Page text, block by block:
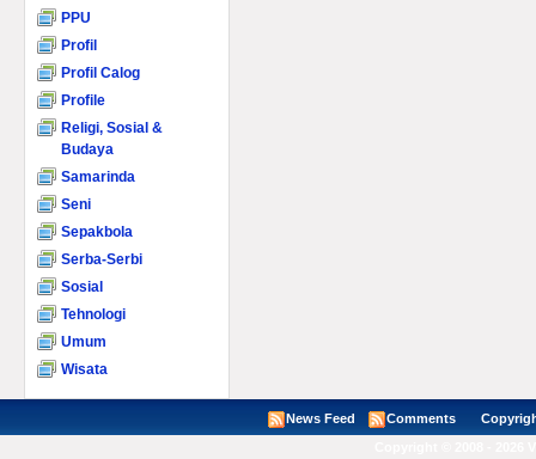
PPU
Profil
Profil Calog
Profile
Religi, Sosial &
Budaya
Samarinda
Seni
Sepakbola
Serba-Serbi
Sosial
Tehnologi
Umum
Wisata
News Feed Comments Copyright